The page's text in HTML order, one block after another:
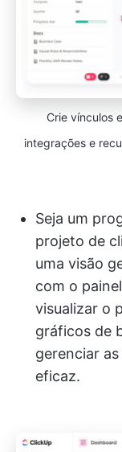
Crie vínculos
integrações e
Seja um
projeto de
uma visão
com o
visualizar o
gráficos de
gerenciar
eficaz.